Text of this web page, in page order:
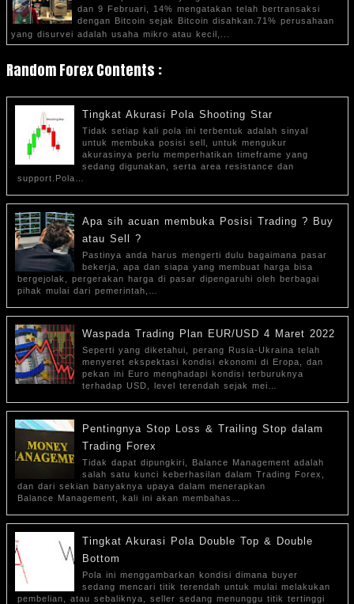
dan 9 Februari, 14% mengatakan telah bertransaksi
dengan Bitcoin sejak Bitcoin disahkan.71% perusahaan
yang disurvei adalah usaha mikro atau kecil,...
Random Forex Contents :
Tingkat Akurasi Pola Shooting Star
Tidak setiap kali pola ini terbentuk adalah sinyal
untuk membuka posisi sell, untuk mengukur
akurasinya perlu memperhatikan timeframe yang
sedang digunakan, serta area resistance dan
support.Pola…
Apa sih acuan membuka Posisi Trading ? Buy
atau Sell ?
Pastinya anda harus mengerti dulu bagaimana pasar
bekerja, apa dan siapa yang membuat harga bisa
bergejolak, pergerakan harga di pasar dipengaruhi oleh berbagai
pihak mulai dari pemerintah,…
Waspada Trading Plan EUR/USD 4 Maret 2022
Seperti yang diketahui, perang Rusia-Ukraina telah
menyeret ekspektasi kondisi ekonomi di Eropa, dan
pekan ini Euro menghadapi kondisi terburuknya
terhadap USD, level terendah sejak mei…
Pentingnya Stop Loss & Trailing Stop dalam
Trading Forex
Tidak dapat dipungkiri, Balance Management adalah
salah satu kunci keberhasilan dalam Trading Forex,
dan dari sekian banyaknya upaya dalam menerapkan
Balance Management, kali ini akan membahas…
Tingkat Akurasi Pola Double Top & Double
Bottom
Pola ini menggambarkan kondisi dimana buyer
sedang mencari titik terendah untuk mulai melakukan
pembelian, atau sebaliknya, seller sedang menunggu titik tertinggi